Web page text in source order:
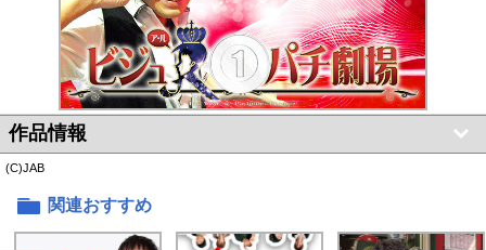
作品情報
(C)JAB
関連おすすめ